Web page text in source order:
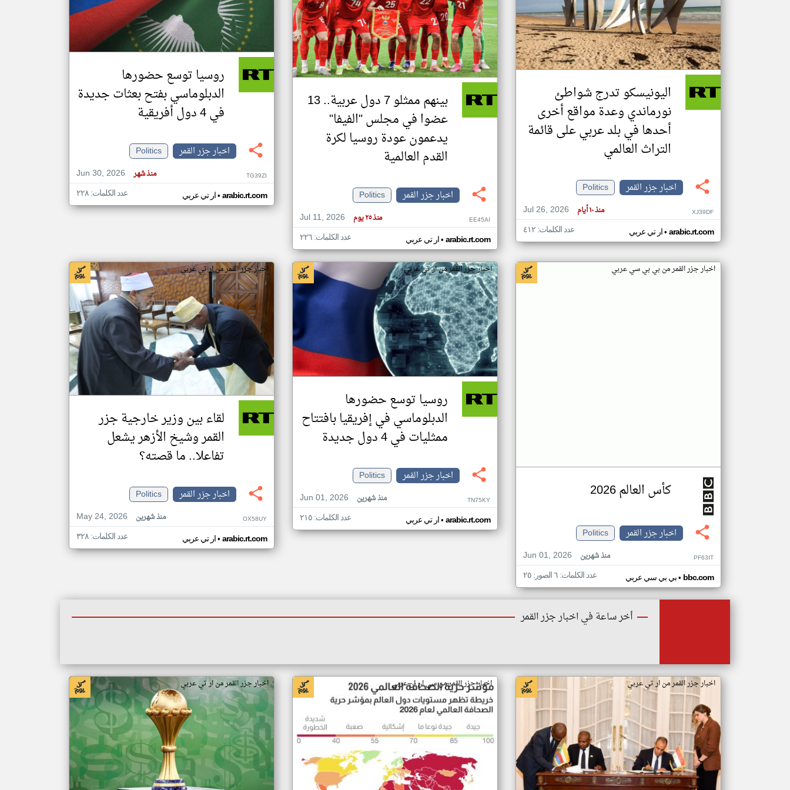
تغيير الدولة
اخبار جزر القمر على مدار الساعة
أهم اخبار جزر القمر العاجلة والمباشرة
اليونيسكو تدرج شواطئ
نورماندي وعدة مواقع أخرى
أحدها في بلد عربي على قائمة
التراث العالمي
اخبار جزر القمر
Politics
Jul 26, 2026
منذ ١٠ أيام XJ39DF
ار تي عربي• arabic.rt.com عدد الكلمات: ٤١٢
بينهم ممثلو 7 دول عربية.. 13
عضوا في مجلس "الفيفا"
يدعمون عودة روسيا لكرة
القدم العالمية
اخبار جزر القمر
Politics
Jul 11, 2026
منذ ٢٥ يوم EE45AI
ار تي عربي• arabic.rt.com عدد الكلمات: ٢٢٦
روسيا توسع حضورها
الدبلوماسي بفتح بعثات جديدة
في 4 دول أفريقية
اخبار جزر القمر
Politics
Jun 30, 2026
منذ شهر TG39ZI
ار تي عربي• arabic.rt.com عدد الكلمات: ٢٢٨
اخبار جزر القمر من بي بي سي عربي
كأس العالم 2026
اخبار جزر القمر
Politics
Jun 01, 2026
منذ شهرين PF63IT
بي بي سي عربي• bbc.com عدد الكلمات: ٦ الصور: ٢٥
اخبار جزر القمر من ار تي عربي
روسيا توسع حضورها
الدبلوماسي في إفريقيا بافتتاح
ممثليات في 4 دول جديدة
اخبار جزر القمر
Politics
Jun 01, 2026
منذ شهرين TN75KY
ار تي عربي• arabic.rt.com عدد الكلمات: ٢١٥
اخبار جزر القمر من ار تي عربي
لقاء بين وزير خارجية جزر
القمر وشيخ الأزهر يشعل
تفاعلا.. ما قصته؟
اخبار جزر القمر
Politics
May 24, 2026
منذ شهرين OX58UY
ار تي عربي• arabic.rt.com عدد الكلمات: ٣٢٨
أخر ساعة في اخبار جزر القمر
اخبار جزر القمر من ار تي عربي اخبار جزر القمر من سي ان ان عربي اخبار جزر القمر من ار تي عربي
klyoum.com